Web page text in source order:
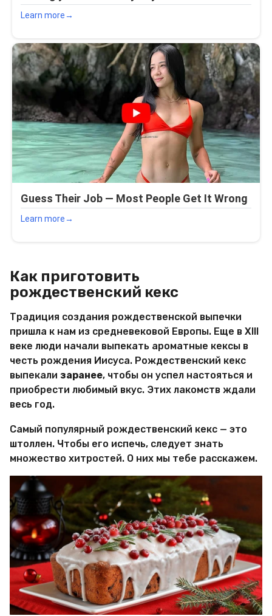
Как приготовить
рождественский кекс
Традиция создания рождественской выпечки
пришла к нам из средневековой Европы. Еще в XIII
веке люди начали выпекать ароматные кексы в
честь рождения Иисуса. Рождественский кекс
выпекали заранее, чтобы он успел настояться и
приобрести любимый вкус. Этих лакомств ждали
весь год.
Самый популярный рождественский кекс — это
штоллен. Чтобы его испечь, следует знать
множество хитростей. О них мы тебе расскажем.